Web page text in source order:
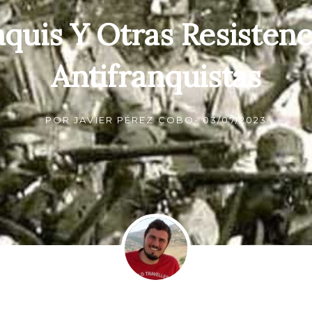
Y Otras
Antifranquistas
POR JAVIER PÉREZ COBO- 03/07/2023